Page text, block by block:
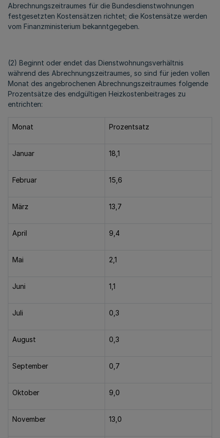
Abrechnungszeitraumes für die Bundesdienstwohnungen
festgesetzten Kostensätzen richtet; die Kostensätze werden
vom Finanzministerium bekanntgegeben.
(2) Beginnt oder endet das Dienstwohnungsverhältnis
während des Abrechnungszeitraumes, so sind für jeden vollen
Monat des angebrochenen Abrechnungszeitraumes folgende
Prozentsätze des endgültigen Heizkostenbeitrages zu
entrichten:
Monat Prozentsatz
Januar 18,1
Februar 15,6
März 13,7
April 9,4
Mai 2,1
Juni 1,1
Juli 0,3
August 0,3
September 0,7
Oktober 9,0
November 13,0